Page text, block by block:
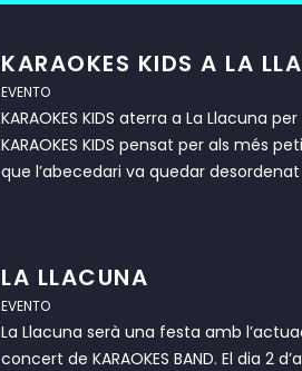
KARAOKES KIDS A LA
EVENTO
KARAOKES KIDS aterra a La Llacuna
KARAOKES KIDS pensat per als més
que l’abecedari va quedar desordenat
LA LLACUNA
EVENTO
La Llacuna serà una festa amb
concert de KARAOKES BAND. El dia